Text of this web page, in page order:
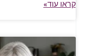
קראו עוד»